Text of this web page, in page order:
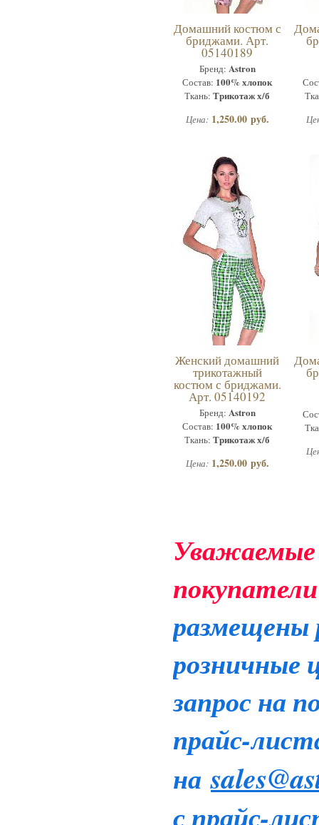
Домашний костюм с
бриджами. Арт.
05140189
Бренд: Astron
Состав: 100% хлопок
Ткань: Трикотаж х/б
Цена: 1,250.00 руб.
Женский домашний
трикотажный
костюм с бриджами.
Арт. 05140192
Бренд: Astron
Состав: 100% хлопок
Ткань: Трикотаж х/б
Цена: 1,250.00 руб.
размещены
розничные
запрос на
прайс-
на
с прайс-